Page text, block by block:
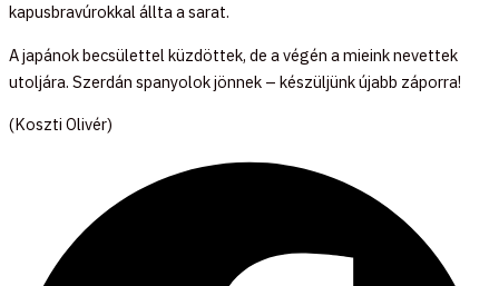
kapusbravúrokkal állta a sarat.
A japánok becsülettel küzdöttek, de a végén a mieink nevettek
utoljára. Szerdán spanyolok jönnek – készüljünk újabb záporra!
(Koszti Olivér)